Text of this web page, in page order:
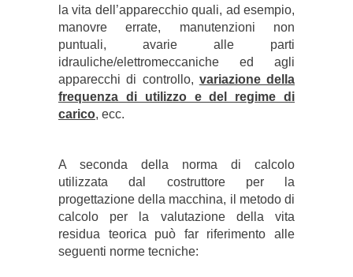
la vita dell’apparecchio quali, ad esempio,
manovre errate, manutenzioni non
puntuali, avarie alle parti
idrauliche/elettromeccaniche ed agli
apparecchi di controllo, variazione della
frequenza di utilizzo e del regime di
carico, ecc.
A seconda della norma di calcolo
utilizzata dal costruttore per la
progettazione della macchina, il metodo di
calcolo per la valutazione della vita
residua teorica può far riferimento alle
seguenti norme tecniche: